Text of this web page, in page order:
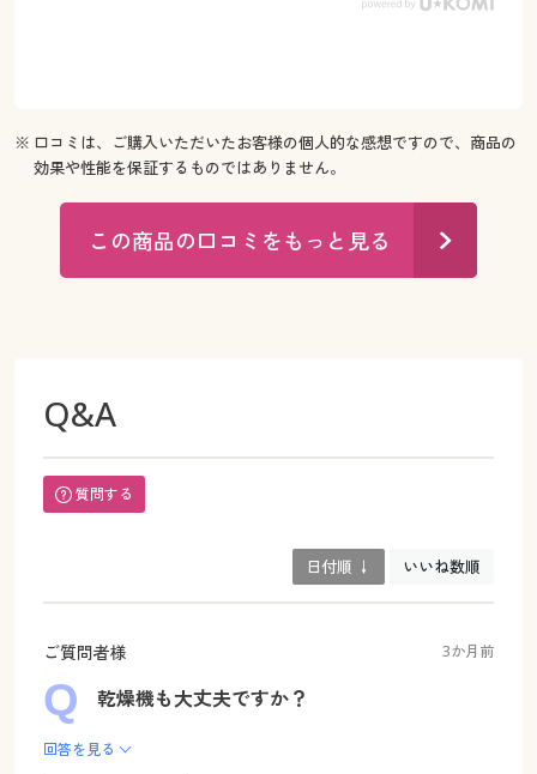
※ 口コミは、ご購入いただいたお客様の個人的な感想ですので、商品の
効果や性能を保証するものではありません。
この商品の口コミをもっと見る
Q&A
質問する
日付順 ↓ いいね数順
ご質問者様 3か月前
乾燥機も大丈夫ですか？
回答を見る